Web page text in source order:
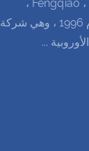
ويقع في المنطقة الصناعية Fengqiao ، Zhuji ،
تشجيانغ ، الصين. تأسست في عام 1996 ، وهي شركة
...